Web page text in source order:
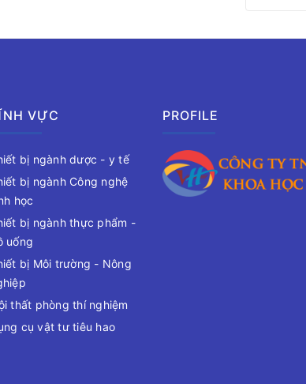
VỰC
bị ngành dược - y tế
bị ngành Công nghệ
học
bị ngành thực phẩm -
uống
bị Môi trường - Nông
thất phòng thí nghiệm
cụ vật tư tiêu hao
PROFILE